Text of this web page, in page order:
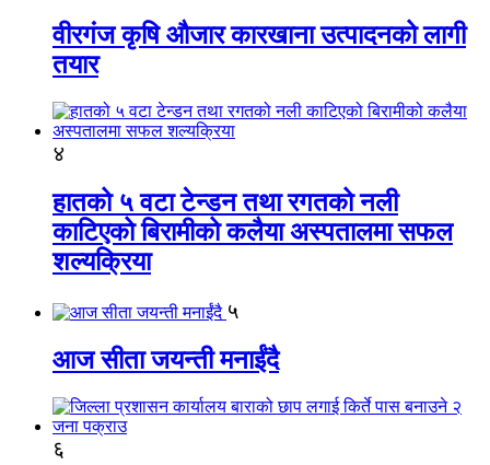
वीरगंज कृषि औजार कारखाना उत्पादनको लागी
तयार
४
हातको ५ वटा टेन्डन तथा रगतको नली
काटिएको बिरामीको कलैया अस्पतालमा सफल
शल्यक्रिया
५
आज सीता जयन्ती मनाईंदै
६